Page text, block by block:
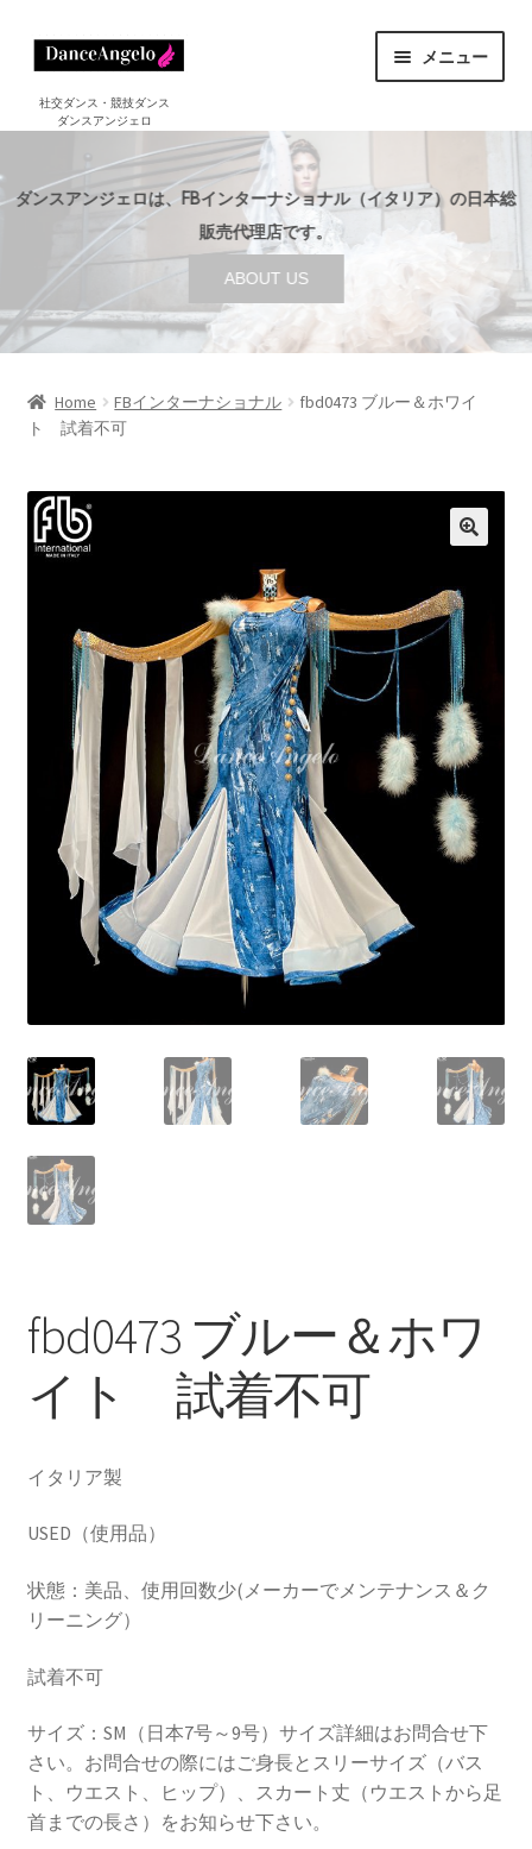
ナ
ビ
ゲ
ー
ョ
キ
ッ
コ
ン
テ
ン
へ
プ
社交ダンス・競技ダンス
ダンスアンジェロ
メニュー
ショップ
SHOP
ブ
ー
を
開
セール
SALE
ご利用案内
GUIDE
ブ
ニ
展
開
ブ
ュ
ー
を
ダンスアンジェロは、FBインターナショナル（イタリア）の日本総
販売代理店です。
ABOUT US
Home FBインターナショナル
fbd0473 ブルー＆ホワイ
ト 試着不可
fbd0473 ブルー＆ホワ
イト 試着不可
イタリア製
USED（使用品）
状態：美品、使用回数少(メーカーでメンテナンス＆ク
リーニング）
試着不可
サイズ：SM（日本7号～9号）サイズ詳細はお問合せ下
さい。お問合せの際にはご身長とスリーサイズ（バス
ト、ウエスト、ヒップ）、スカート丈（ウエストから足
首までの長さ）をお知らせ下さい。